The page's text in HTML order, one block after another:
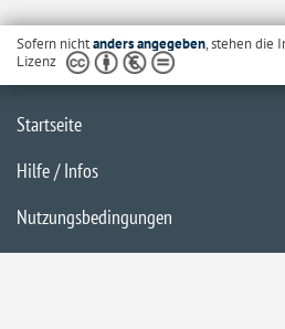
Sofern nichtanders angegeben, stehen die
Lizenz
Startseite
Hilfe / Infos
Nutzungsbedingungen